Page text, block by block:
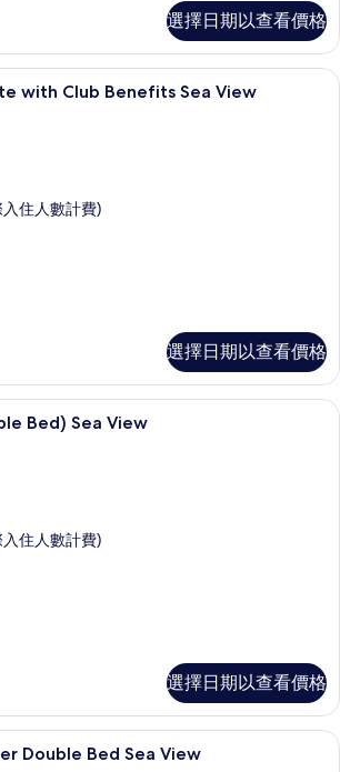
選擇日期以查看價格
Duplex Terrace Suite with Club
with Club Benefits Sea View
住人數計費)
選擇日期以查看價格
免費迷你吧物品、客房內保險箱、書
Bed) Sea View
住人數計費)
選擇日期以查看價格
Double Bed Sea View